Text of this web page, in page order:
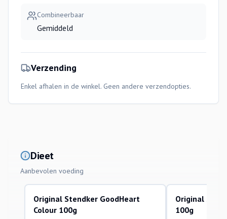
Combineerbaar
Gemiddeld
Verzending
Enkel afhalen in de winkel. Geen andere verzendopties.
Dieet
Aanbevolen voeding
Original Stendker GoodHeart
Colour 100g
Original
100g